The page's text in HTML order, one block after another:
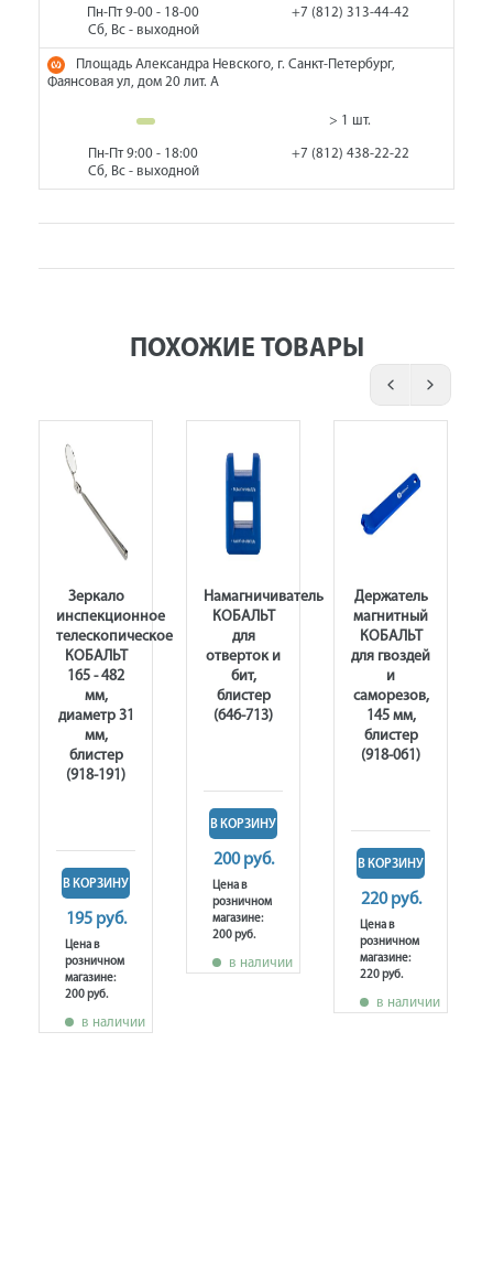
Пн-Пт 9-00 - 18-00
Сб, Вс - выходной
+7 (812) 313-44-42
Площадь Александра Невского, г. Санкт-Петербург,
Фаянсовая ул, дом 20 лит. А
> 1 шт.
Пн-Пт 9:00 - 18:00
Сб, Вс - выходной
+7 (812) 438-22-22
ПОХОЖИЕ ТОВАРЫ
Зеркало
инспекционное
телескопическое
КОБАЛЬТ
165 - 482
мм,
диаметр 31
мм,
блистер
(918-191)
В КОРЗИНУ
195 руб.
Цена в
розничном
магазине:
200 руб.
в наличии
Намагничиватель
КОБАЛЬТ
для
отверток и
бит,
блистер
(646-713)
В КОРЗИНУ
200 руб.
Цена в
розничном
магазине:
200 руб.
в наличии
Держатель
магнитный
КОБАЛЬТ
для гвоздей
и
саморезов,
145 мм,
блистер
(918-061)
В КОРЗИНУ
220 руб.
Цена в
розничном
магазине:
220 руб.
в наличии